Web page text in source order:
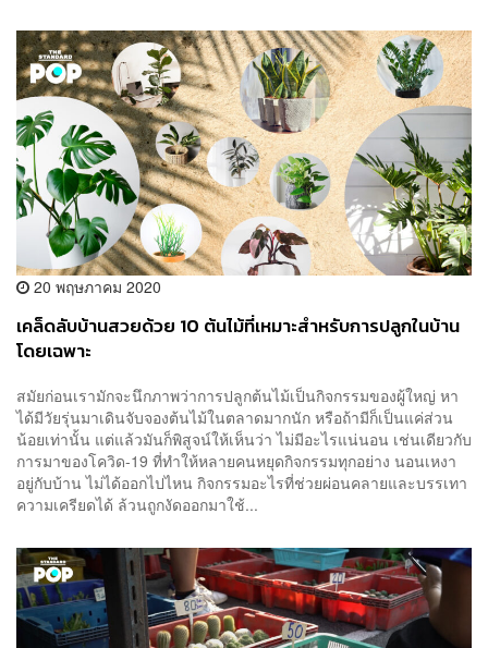
20 พฤษภาคม 2020
เคล็ดลับบ้านสวยด้วย 10 ต้นไม้ที่เหมาะสำหรับการปลูกในบ้าน
โดยเฉพาะ
สมัยก่อนเรามักจะนึกภาพว่าการปลูกต้นไม้เป็นกิจกรรมของผู้ใหญ่ หา
ได้มีวัยรุ่นมาเดินจับจองต้นไม้ในตลาดมากนัก หรือถ้ามีก็เป็นแค่ส่วน
น้อยเท่านั้น แต่แล้วมันก็พิสูจน์ให้เห็นว่า ไม่มีอะไรแน่นอน เช่นเดียวกับ
การมาของโควิด-19 ที่ทำให้หลายคนหยุดกิจกรรมทุกอย่าง นอนเหงา
อยู่กับบ้าน ไม่ได้ออกไปไหน กิจกรรมอะไรที่ช่วยผ่อนคลายและบรรเทา
ความเครียดได้ ล้วนถูกงัดออกมาใช้...